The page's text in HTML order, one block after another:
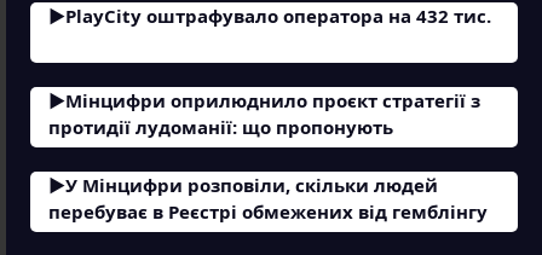
PlayCity оштрафувало оператора на 432 тис.
Мінцифри оприлюднило проєкт стратегії з
протидії лудоманії: що пропонують
У Мінцифри розповіли, скільки людей
перебуває в Реєстрі обмежених від гемблінгу